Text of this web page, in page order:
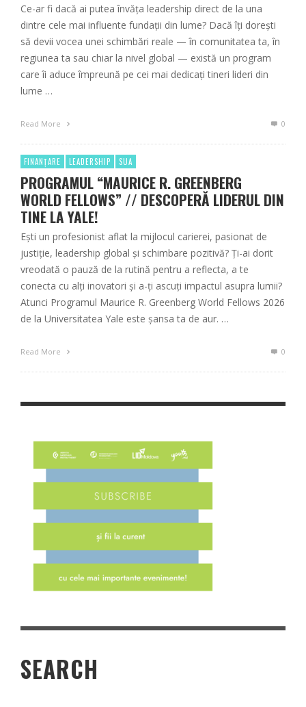
Ce-ar fi dacă ai putea învăța leadership direct de la una
dintre cele mai influente fundații din lume? Dacă îți dorești
să devii vocea unei schimbări reale — în comunitatea ta, în
regiunea ta sau chiar la nivel global — există un program
care îi aduce împreună pe cei mai dedicați tineri lideri din
lume …
Read More 0
FINANȚARE LEADERSHIP SUA
PROGRAMUL “MAURICE R. GREENBERG
WORLD FELLOWS” // DESCOPERĂ LIDERUL DIN
TINE LA YALE!
Ești un profesionist aflat la mijlocul carierei, pasionat de
justiție, leadership global și schimbare pozitivă? Ți-ai dorit
vreodată o pauză de la rutină pentru a reflecta, a te
conecta cu alți inovatori și a-ți ascuți impactul asupra lumii?
Atunci Programul Maurice R. Greenberg World Fellows 2026
de la Universitatea Yale este șansa ta de aur. …
Read More 0
SEARCH